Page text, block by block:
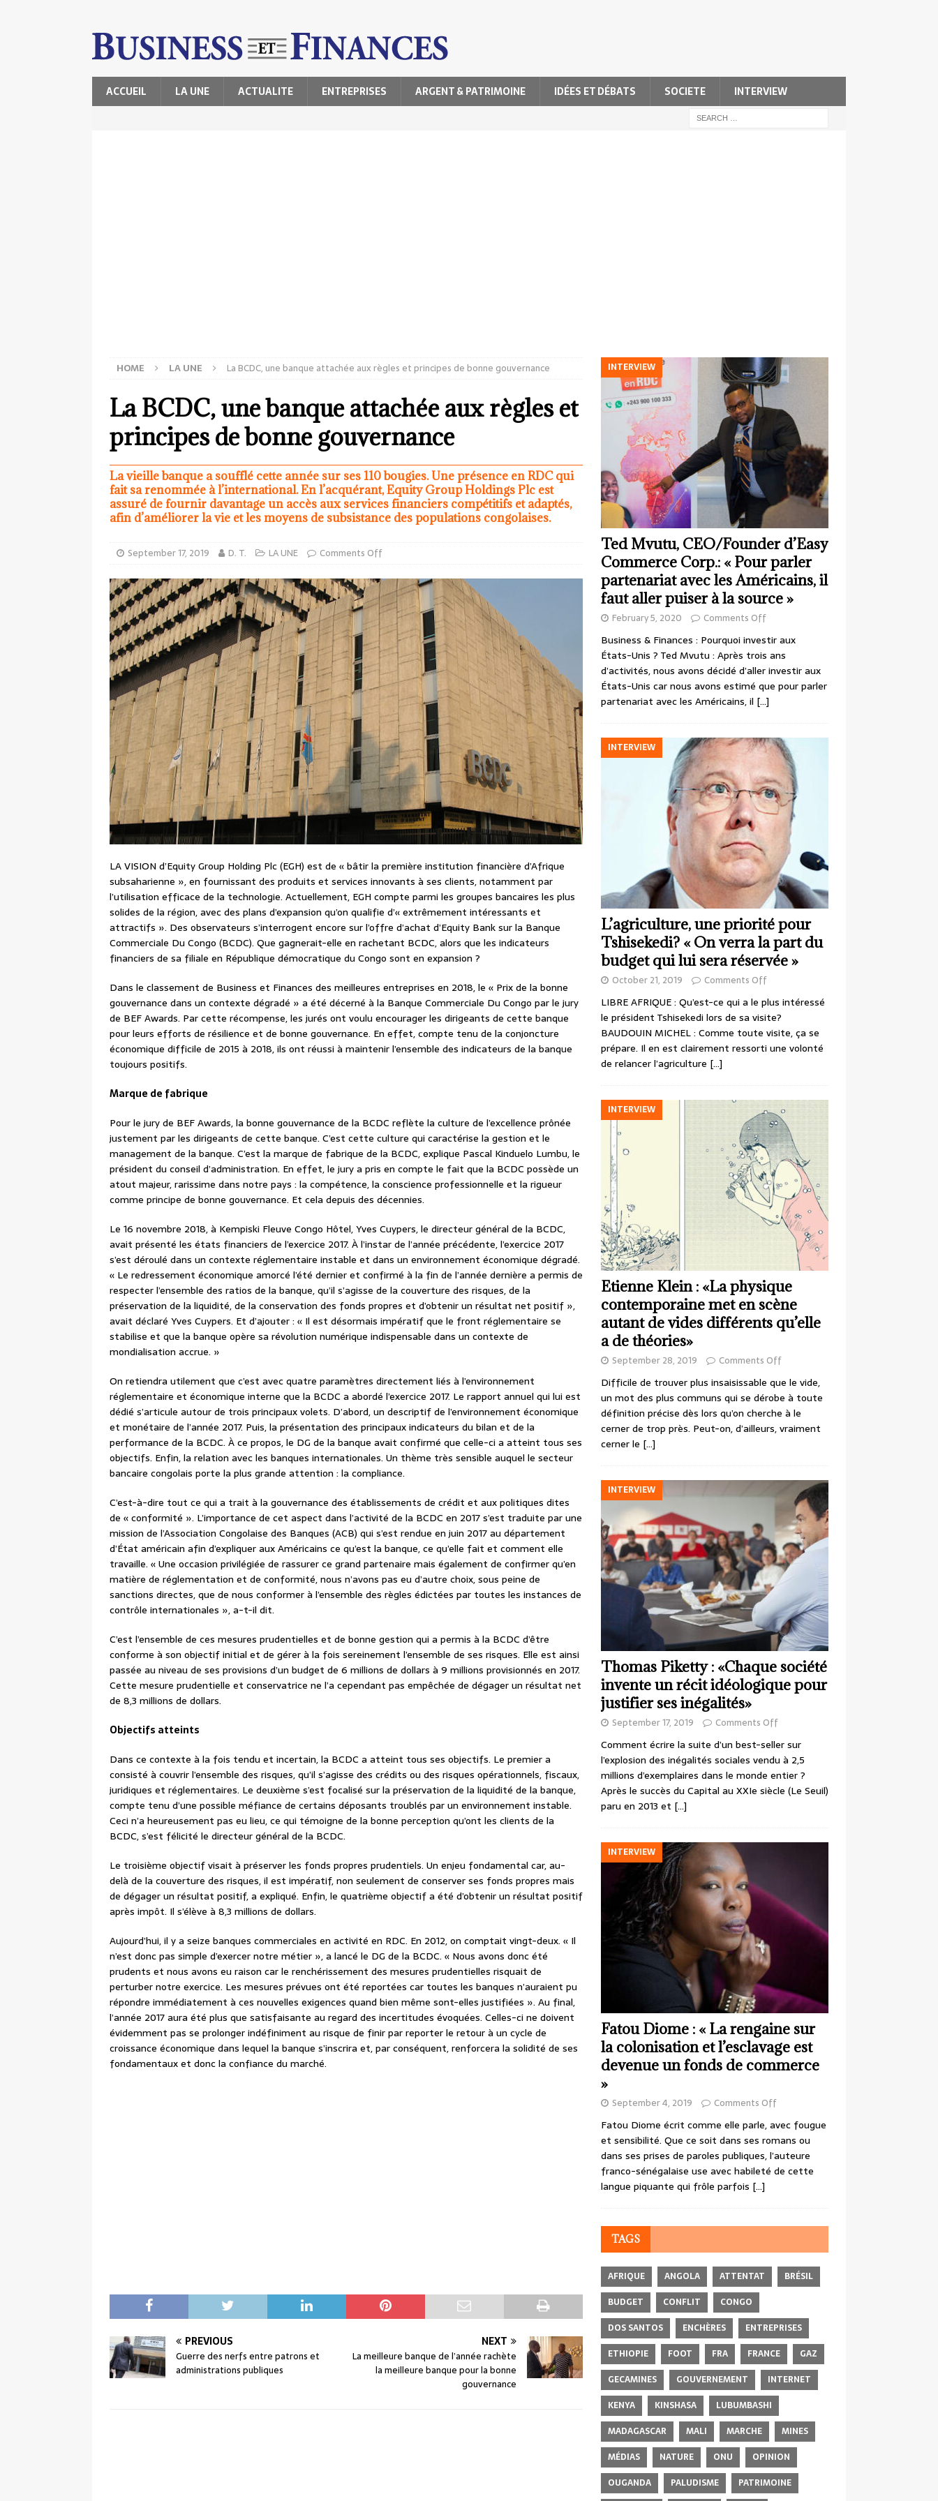
ACCUEIL LA UNE ACTUALITE ENTREPRISES ARGENT & PATRIMOINE IDÉES ET DÉBATS SOCIETE INTERVIEW
HOME LA UNE La BCDC, une banque attachée aux règles et principes de bonne gouvernance
La BCDC, une banque attachée aux règles et
principes de bonne gouvernance
La vieille banque a soufflé cette année sur ses 110 bougies. Une présence en RDC qui
fait sa renommée à l’international. En l’acquérant, Equity Group Holdings Plc est
assuré de fournir davantage un accès aux services financiers compétitifs et adaptés,
afin d’améliorer la vie et les moyens de subsistance des populations congolaises.
September 17, 2019 D. T. LA UNE Comments Off
LA VISION d’Equity Group Holding Plc (EGH) est de « bâtir la première institution financière d’Afrique
subsaharienne », en fournissant des produits et services innovants à ses clients, notamment par
l’utilisation efficace de la technologie. Actuellement, EGH compte parmi les groupes bancaires les plus
solides de la région, avec des plans d’expansion qu’on qualifie d’« extrêmement intéressants et
attractifs ». Des observateurs s’interrogent encore sur l’offre d’achat d’Equity Bank sur la Banque
Commerciale Du Congo (BCDC). Que gagnerait-elle en rachetant BCDC, alors que les indicateurs
financiers de sa filiale en République démocratique du Congo sont en expansion ?
Dans le classement de Business et Finances des meilleures entreprises en 2018, le « Prix de la bonne
gouvernance dans un contexte dégradé » a été décerné à la Banque Commerciale Du Congo par le jury
de BEF Awards. Par cette récompense, les jurés ont voulu encourager les dirigeants de cette banque
pour leurs efforts de résilience et de bonne gouvernance. En effet, compte tenu de la conjoncture
économique difficile de 2015 à 2018, ils ont réussi à maintenir l’ensemble des indicateurs de la banque
toujours positifs.
Marque de fabrique
Pour le jury de BEF Awards, la bonne gouvernance de la BCDC reflète la culture de l’excellence prônée
justement par les dirigeants de cette banque. C’est cette culture qui caractérise la gestion et le
management de la banque. C’est la marque de fabrique de la BCDC, explique Pascal Kinduelo Lumbu, le
président du conseil d’administration. En effet, le jury a pris en compte le fait que la BCDC possède un
atout majeur, rarissime dans notre pays : la compétence, la conscience professionnelle et la rigueur
comme principe de bonne gouvernance. Et cela depuis des décennies.
Le 16 novembre 2018, à Kempiski Fleuve Congo Hôtel, Yves Cuypers, le directeur général de la BCDC,
avait présenté les états financiers de l’exercice 2017. À l’instar de l’année précédente, l’exercice 2017
s’est déroulé dans un contexte réglementaire instable et dans un environnement économique dégradé.
« Le redressement économique amorcé l’été dernier et confirmé à la fin de l’année dernière a permis de
respecter l’ensemble des ratios de la banque, qu’il s’agisse de la couverture des risques, de la
préservation de la liquidité, de la conservation des fonds propres et d’obtenir un résultat net positif »,
avait déclaré Yves Cuypers. Et d’ajouter : « Il est désormais impératif que le front réglementaire se
stabilise et que la banque opère sa révolution numérique indispensable dans un contexte de
mondialisation accrue. »
On retiendra utilement que c’est avec quatre paramètres directement liés à l’environnement
réglementaire et économique interne que la BCDC a abordé l’exercice 2017. Le rapport annuel qui lui est
dédié s’articule autour de trois principaux volets. D’abord, un descriptif de l’environnement économique
et monétaire de l’année 2017. Puis, la présentation des principaux indicateurs du bilan et de la
performance de la BCDC. À ce propos, le DG de la banque avait confirmé que celle-ci a atteint tous ses
objectifs. Enfin, la relation avec les banques internationales. Un thème très sensible auquel le secteur
bancaire congolais porte la plus grande attention : la compliance.
C’est-à-dire tout ce qui a trait à la gouvernance des établissements de crédit et aux politiques dites
de « conformité ». L’importance de cet aspect dans l’activité de la BCDC en 2017 s’est traduite par une
mission de l’Association Congolaise des Banques (ACB) qui s’est rendue en juin 2017 au département
d’État américain afin d’expliquer aux Américains ce qu’est la banque, ce qu’elle fait et comment elle
travaille. « Une occasion privilégiée de rassurer ce grand partenaire mais également de confirmer qu’en
matière de réglementation et de conformité, nous n’avons pas eu d’autre choix, sous peine de
sanctions directes, que de nous conformer à l’ensemble des règles édictées par toutes les instances de
contrôle internationales », a-t-il dit.
C’est l’ensemble de ces mesures prudentielles et de bonne gestion qui a permis à la BCDC d’être
conforme à son objectif initial et de gérer à la fois sereinement l’ensemble de ses risques. Elle est ainsi
passée au niveau de ses provisions d’un budget de 6 millions de dollars à 9 millions provisionnés en 2017.
Cette mesure prudentielle et conservatrice ne l’a cependant pas empêchée de dégager un résultat net
de 8,3 millions de dollars.
Objectifs atteints
Dans ce contexte à la fois tendu et incertain, la BCDC a atteint tous ses objectifs. Le premier a
consisté à couvrir l’ensemble des risques, qu’il s’agisse des crédits ou des risques opérationnels, fiscaux,
juridiques et réglementaires. Le deuxième s’est focalisé sur la préservation de la liquidité de la banque,
compte tenu d’une possible méfiance de certains déposants troublés par un environnement instable.
Ceci n’a heureusement pas eu lieu, ce qui témoigne de la bonne perception qu’ont les clients de la
BCDC, s’est félicité le directeur général de la BCDC.
Le troisième objectif visait à préserver les fonds propres prudentiels. Un enjeu fondamental car, au-
delà de la couverture des risques, il est impératif, non seulement de conserver ses fonds propres mais
de dégager un résultat positif, a expliqué. Enfin, le quatrième objectif a été d’obtenir un résultat positif
après impôt. Il s’élève à 8,3 millions de dollars.
Aujourd’hui, il y a seize banques commerciales en activité en RDC. En 2012, on comptait vingt-deux. « Il
n’est donc pas simple d’exercer notre métier », a lancé le DG de la BCDC. « Nous avons donc été
prudents et nous avons eu raison car le renchérissement des mesures prudentielles risquait de
perturber notre exercice. Les mesures prévues ont été reportées car toutes les banques n’auraient pu
répondre immédiatement à ces nouvelles exigences quand bien même sont-elles justifiées ». Au final,
l’année 2017 aura été plus que satisfaisante au regard des incertitudes évoquées. Celles-ci ne doivent
évidemment pas se prolonger indéfiniment au risque de finir par reporter le retour à un cycle de
croissance économique dans lequel la banque s’inscrira et, par conséquent, renforcera la solidité de ses
fondamentaux et donc la confiance du marché.
PREVIOUS
Guerre des nerfs entre patrons et
administrations publiques
NEXT
La meilleure banque de l’année rachète
la meilleure banque pour la bonne
gouvernance
INTERVIEW
Ted Mvutu, CEO/Founder d’Easy
Commerce Corp.: « Pour parler
partenariat avec les Américains, il
faut aller puiser à la source »
February 5, 2020 Comments Off
Business & Finances : Pourquoi investir aux
États-Unis ? Ted Mvutu : Après trois ans
d’activités, nous avons décidé d’aller investir aux
États-Unis car nous avons estimé que pour parler
partenariat avec les Américains, il […]
INTERVIEW
L’agriculture, une priorité pour
Tshisekedi? « On verra la part du
budget qui lui sera réservée »
October 21, 2019 Comments Off
LIBRE AFRIQUE : Qu’est-ce qui a le plus intéressé
le président Tshisekedi lors de sa visite?
BAUDOUIN MICHEL : Comme toute visite, ça se
prépare. Il en est clairement ressorti une volonté
de relancer l’agriculture […]
INTERVIEW
Etienne Klein : «La physique
contemporaine met en scène
autant de vides différents qu’elle
a de théories»
September 28, 2019 Comments Off
Difficile de trouver plus insaisissable que le vide,
un mot des plus communs qui se dérobe à toute
définition précise dès lors qu’on cherche à le
cerner de trop près. Peut-on, d’ailleurs, vraiment
cerner le […]
INTERVIEW
Thomas Piketty : «Chaque société
invente un récit idéologique pour
justifier ses inégalités»
September 17, 2019 Comments Off
Comment écrire la suite d’un best-seller sur
l’explosion des inégalités sociales vendu à 2,5
millions d’exemplaires dans le monde entier ?
Après le succès du Capital au XXIe siècle (Le Seuil)
paru en 2013 et […]
INTERVIEW
Fatou Diome : « La rengaine sur
la colonisation et l’esclavage est
devenue un fonds de commerce
»
September 4, 2019 Comments Off
Fatou Diome écrit comme elle parle, avec fougue
et sensibilité. Que ce soit dans ses romans ou
dans ses prises de paroles publiques, l’auteure
franco-sénégalaise use avec habileté de cette
langue piquante qui frôle parfois […]
TAGS
AFRIQUE ANGOLA ATTENTAT
BRÉSIL
BUDGET
CONFLIT
CONGO
DOS SANTOS
ENCHÈRES
ENTREPRISES
ETHIOPIE
FOOT FRA FRANCE
GAZ
GECAMINES
GOUVERNEMENT
INTERNET
KENYA
KINSHASA
LUBUMBASHI
MADAGASCAR
MALI MARCHE
MINES
MÉDIAS
NATURE ONU
OPINION
OUGANDA
PALUDISME PATRIMOINE